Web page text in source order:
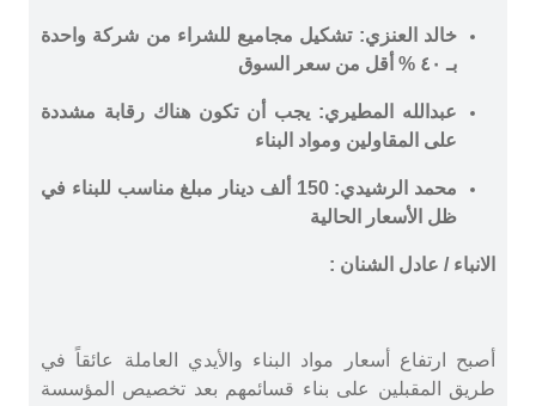
خالد العنزي: تشكيل مجاميع للشراء من شركة واحدة
بـ ٤٠ % أقل من سعر السوق
عبدالله المطيري: يجب أن تكون هناك رقابة مشددة
على المقاولين ومواد البناء
محمد الرشيدي: 150 ألف دينار مبلغ مناسب للبناء في
ظل الأسعار الحالية
الانباء / عادل الشنان :
أصبح ارتفاع أسعار مواد البناء والأيدي العاملة عائقاً في
طريق المقبلين على بناء قسائمهم بعد تخصيص المؤسسة